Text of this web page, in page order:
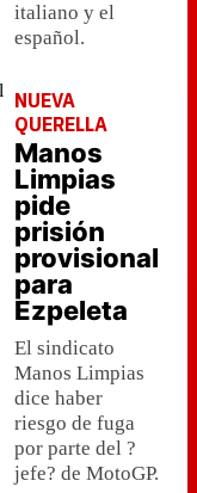
italiano y el
español.
NUEVA
QUERELLA
Manos
Limpias
pide
prisión
provisional
para
Ezpeleta
El sindicato
Manos Limpias
dice haber
riesgo de fuga
por parte del ?
jefe? de MotoGP.